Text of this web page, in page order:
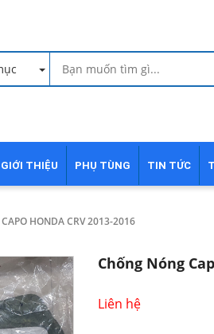
GIỚI THIỆU PHỤ TÙNG TIN TỨC
HONDA CRV 2013-2016
Chống Nóng
Liên hệ